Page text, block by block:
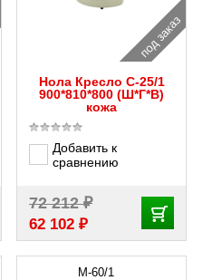
под заказ
Нола Кресло С-25/1
900*810*800 (Ш*Г*В)
кожа
Добавить к
сравнению
72 212₽
62 102 ₽
М-60/1